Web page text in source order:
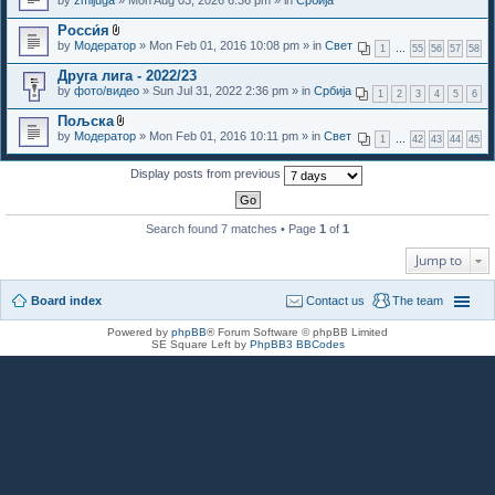
)
Росси́я
A
t
a
c
h
m
e
t
1 55 56 57 58
by Модератор » Mon Feb 01, 2016 10:08 pm » in Свет
Друга лига - 2022/23
1 2 3 4 5 6
by фото/видео » Sun Jul 31, 2022 2:36 pm » in Србија
Пољска
A
t
m
s
1 42 43 44 45
by Модератор » Mon Feb 01, 2016 10:11 pm » in Свет
Display posts from previous
Search found 7 matches • Page 1 of 1
Jump to
Board index The team
Contact us
Powered by phpBB® Forum Software © phpBB Limited
SE Square Left by PhpBB3 BBCodes